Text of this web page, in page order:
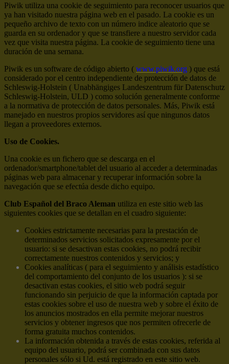
Piwik utiliza una cookie de seguimiento para reconocer usuarios que
ya han visitado nuestra página web en el pasado. La cookie es un
pequeño archivo de texto con un número indice aleatorio que se
guarda en su ordenador y que se transfiere a nuestro servidor cada
vez que visita nuestra página. La cookie de seguimiento tiene una
duración de una semana.
Piwik es un software de código abierto ( www.piwik.org ) que está
considerado por el centro independiente de protección de datos de
Schleswig-Holstein ( Unabhängiges Landeszentrum für Datenschutz
Schleswig-Holstein, ULD ) como solución generalmente conforme
a la normativa de protección de datos personales. Más, Piwik está
manejado en nuestros propios servidores así que ningunos datos
llegan a proveedores externos.
Uso de Cookies.
Una cookie es un fichero que se descarga en el
ordenador/smartphone/tablet del usuario al acceder a determinadas
páginas web para almacenar y recuperar información sobre la
navegación que se efectúa desde dicho equipo.
Club Español del Braco Aleman utiliza en este sitio web las
siguientes cookies que se detallan en el cuadro siguiente:
Cookies estrictamente necesarias para la prestación de
determinados servicios solicitados expresamente por el
usuario: si se desactivan estas cookies, no podrá recibir
correctamente nuestros contenidos y servicios; y
Cookies analíticas ( para el seguimiento y análisis estadístico
del comportamiento del conjunto de los usuarios ): si se
desactivan estas cookies, el sitio web podrá seguir
funcionando sin perjuicio de que la información captada por
estas cookies sobre el uso de nuestra web y sobre el éxito de
los anuncios mostrados en ella permite mejorar nuestros
servicios y obtener ingresos que nos permiten ofrecerle de
forma gratuita muchos contenidos.
La información obtenida a través de estas cookies, referida al
equipo del usuario, podrá ser combinada con sus datos
personales sólo si Ud. está registrado en este sitio web.